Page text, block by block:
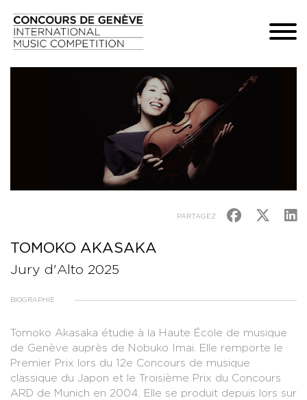
PARTAGEZ
TOMOKO AKASAKA
Jury d'Alto 2025
BIOGRAPHIE
Tomoko Akasaka étudie à la Haute École de musique
de Genève auprès de Nobuko Imai. Elle remporte le
Premier Prix lors du 12e Concours de musique
classique du Japon et le Troisième Prix du Concours
ARD de Munich en 2004. Elle se produit depuis lors sur